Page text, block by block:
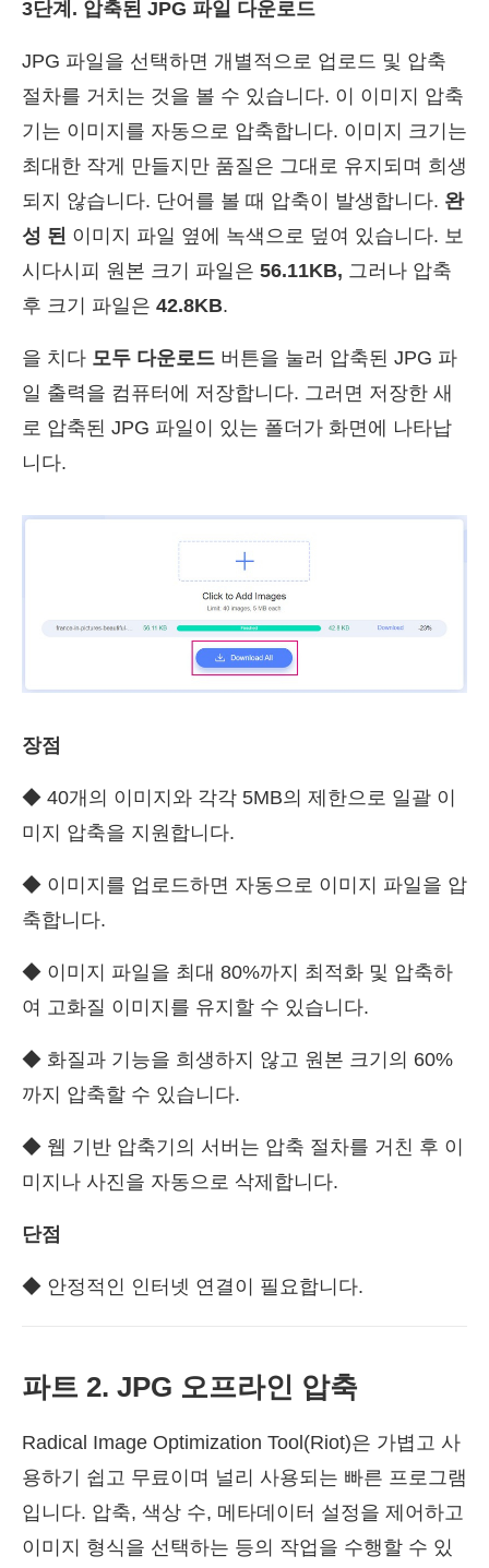
3단계. 압축된 JPG 파일 다운로드
JPG 파일을 선택하면 개별적으로 업로드 및 압축
절차를 거치는 것을 볼 수 있습니다. 이 이미지 압축
기는 이미지를 자동으로 압축합니다. 이미지 크기는
최대한 작게 만들지만 품질은 그대로 유지되며 희생
되지 않습니다. 단어를 볼 때 압축이 발생합니다. 완
성 된 이미지 파일 옆에 녹색으로 덮여 있습니다. 보
시다시피 원본 크기 파일은 56.11KB, 그러나 압축
후 크기 파일은 42.8KB.
을 치다 모두 다운로드 버튼을 눌러 압축된 JPG 파
일 출력을 컴퓨터에 저장합니다. 그러면 저장한 새
로 압축된 JPG 파일이 있는 폴더가 화면에 나타납
니다.
장점
◆ 40개의 이미지와 각각 5MB의 제한으로 일괄 이
미지 압축을 지원합니다.
◆ 이미지를 업로드하면 자동으로 이미지 파일을 압
축합니다.
◆ 이미지 파일을 최대 80%까지 최적화 및 압축하
여 고화질 이미지를 유지할 수 있습니다.
◆ 화질과 기능을 희생하지 않고 원본 크기의 60%
까지 압축할 수 있습니다.
◆ 웹 기반 압축기의 서버는 압축 절차를 거친 후 이
미지나 사진을 자동으로 삭제합니다.
단점
◆ 안정적인 인터넷 연결이 필요합니다.
파트 2. JPG 오프라인 압축
Radical Image Optimization Tool(Riot)은 가볍고 사
용하기 쉽고 무료이며 널리 사용되는 빠른 프로그램
입니다. 압축, 색상 수, 메타데이터 설정을 제어하고
이미지 형식을 선택하는 등의 작업을 수행할 수 있